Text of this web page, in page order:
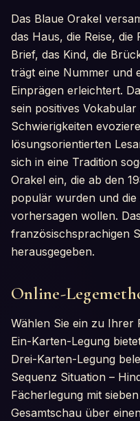
Das Blaue Orakel
das Haus, die Reise,
Brief, das Kind, die
trägt eine Nummer und
Einprägen erleichtert.
sein positives
Schwierigkeiten
lösungsorientierten
sich in eine Tradition
Orakel ein, die ab den
populär wurden und die
vorhersagen wollen.
französischsprachigen
herausgegeben.
Online-
Wählen Sie ein zu Ihrer
Ein-Karten-Legung
Drei-Karten-Legung
Sequenz Situation –
Fächerlegung mit
Gesamtschau über